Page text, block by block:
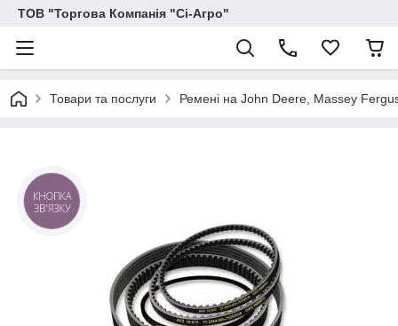
ТОВ "Торгова Компанія "Сі-Агро"
Товари та послуги Ремені на John Deere, Massey
КНОПКА
ЗВ'ЯЗКУ